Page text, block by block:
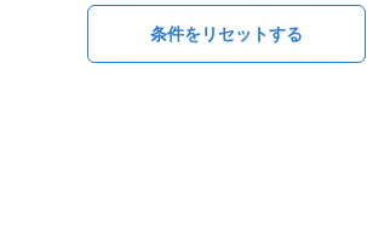
条件をリセットする